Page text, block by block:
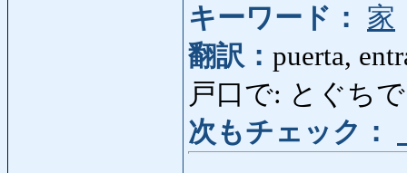
キーワード：
家
翻訳： puerta,
戸口で: とぐち
次もチェック：